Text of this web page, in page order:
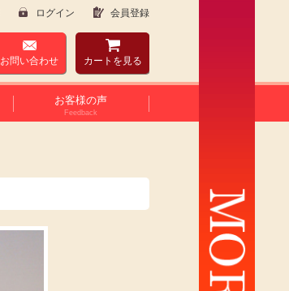
ログイン 会員登録
お問い合わせ カート を見る
お客様の声
Feedback